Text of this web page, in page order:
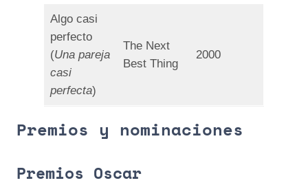
Algo casi
perfecto
(Una pareja
casi
perfecta)
The Next
Best Thing
2000
Premios y nominaciones
Premios Oscar